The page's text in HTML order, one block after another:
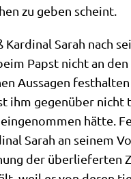
zu geben scheint.
Kar­di­nal Sarah nach
Papst nicht an den
Aus­sa­gen
ihm gegen­über nicht
hät­te.
Sarah an sei­nem
der über­lie­fer­ten